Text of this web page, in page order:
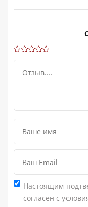
Настоящим
согласен с